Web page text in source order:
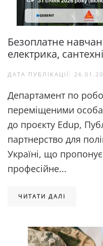
Безоплатне
електрика,
ДАТА ПУБЛІКАЦІЇ:
Департамент по
переміщеними
до проєкту Edup,
партнерство для
Україні, що
професійне...
ЧИТАТИ ДАЛІ